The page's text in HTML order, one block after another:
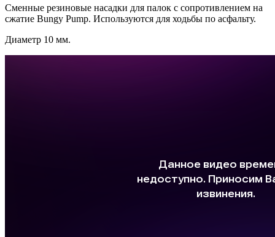
Сменные резиновые насадки для палок с сопротивлением на
сжатие Bungy Pump. Используются для ходьбы по асфальту.
Диаметр 10 мм.